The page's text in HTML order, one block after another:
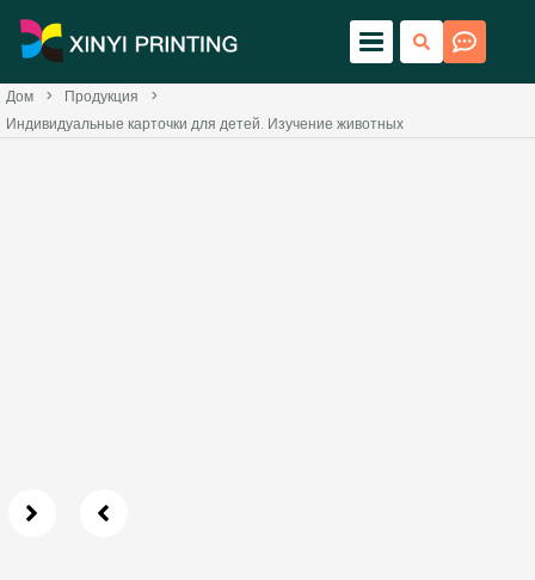
Дом > Продукция
>
Индивидуальные карточки для детей. Изучение животных